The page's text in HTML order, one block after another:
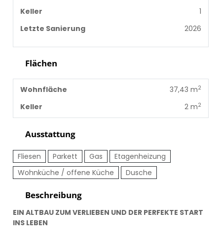
Beschreibung
EIN ALTBAU ZUM VERLIEBEN UND DER PERFEKTE START
INS LEBEN
Keller
1
Letzte Sanierung
2026
Flächen
Wohnfläche 37,43 m2
Keller 2 m2
Ausstattung
Fliesen Parkett Gas
Etagenheizung
Wohnküche / offene Küche
Dusche